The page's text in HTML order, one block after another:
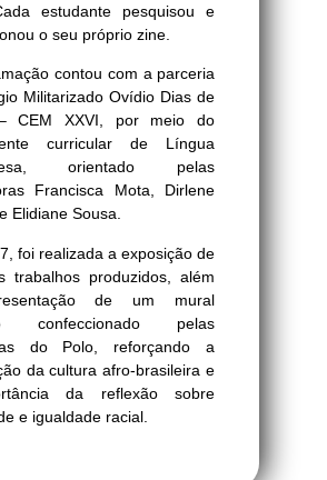
estudante pesquisou e
o seu próprio zine.
contou com a parceria
Militarizado Ovídio Dias de
CEM XXVI, por meio do
curricular de Língua
orientado pelas
Francisca Mota, Dirlene
Elidiane Sousa.
foi realizada a exposição de
trabalhos produzidos, além
de um mural
confeccionado pelas
do Polo, reforçando a
da cultura afro-brasileira e
da reflexão sobre
e igualdade racial.